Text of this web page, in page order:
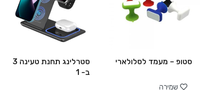
סטופ – מעמד לסלולארי
שמירה
סטרלינג תחנת טעינה 3
ב- 1